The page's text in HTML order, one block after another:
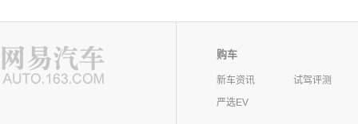
购车
新车资讯
试驾评测
严选EV